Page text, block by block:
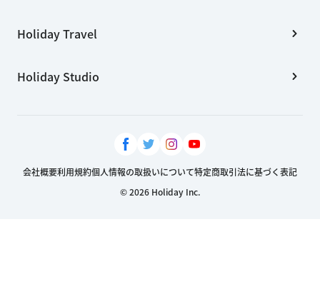
Holiday Travel
Holiday Studio
会社概要利用規約個人情報の取扱いについて特定商取引法に基づく表記
© 2026 Holiday Inc.